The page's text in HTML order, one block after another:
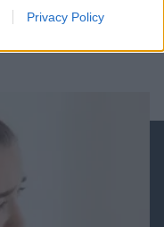
Privacy Policy